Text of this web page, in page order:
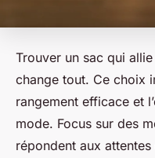
Trouver un sac qui
change tout. Ce choix
rangement efficace et
mode. Focus sur des
répondent aux